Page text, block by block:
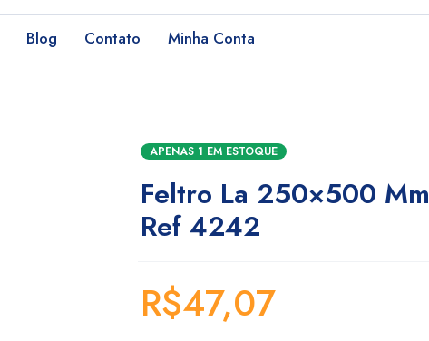
Blog Contato Minha Conta
APENAS 1 EM ESTOQUE
Feltro La 250×500 Mm
Ref 4242
R$47,07